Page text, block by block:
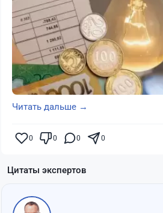
Читать дальше →
0 0 0 0
Цитаты экспертов